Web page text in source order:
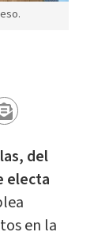
del
electa
en la